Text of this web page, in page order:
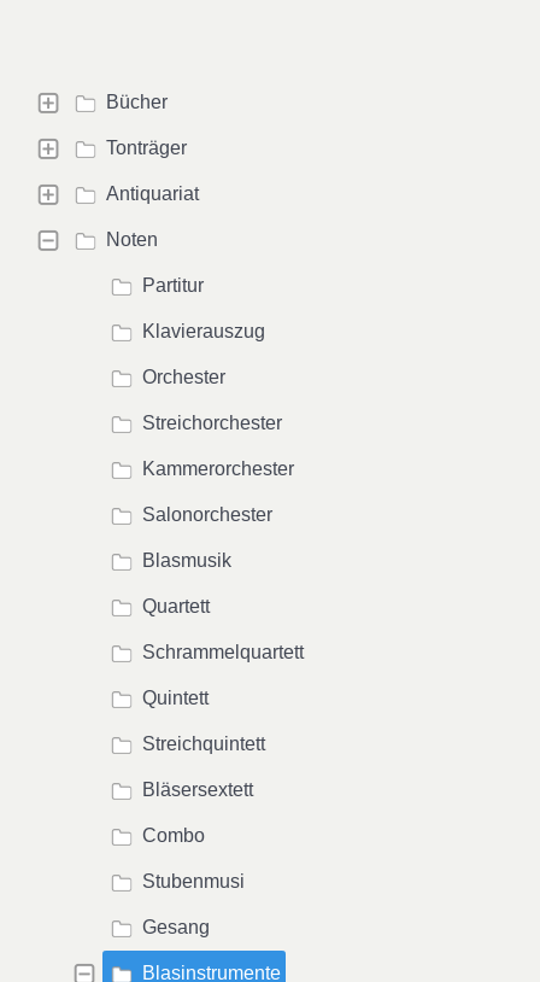
Bücher
Tonträger
Antiquariat
Noten
Partitur
Klavierauszug
Orchester
Streichorchester
Kammerorchester
Salonorchester
Blasmusik
Quartett
Schrammelquartett
Quintett
Streichquintett
Bläsersextett
Combo
Stubenmusi
Gesang
Blasinstrumente